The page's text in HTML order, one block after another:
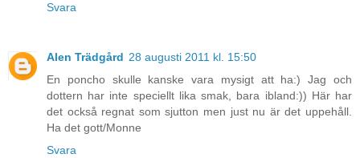
Svara
Alen Trädgård 28 augusti 2011 kl. 15:50
En poncho skulle kanske vara mysigt att ha:) Jag och
dottern har inte speciellt lika smak, bara ibland:)) Här har
det också regnat som sjutton men just nu är det uppehåll.
Ha det gott/Monne
Svara